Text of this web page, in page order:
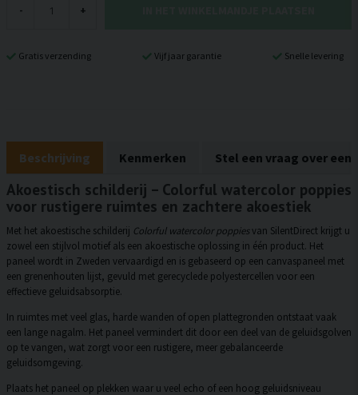
- +
Gratis verzending Vijf jaar garantie Snelle levering
Beschrijving Kenmerken Stel een vraag over een
Akoestisch schilderij – Colorful watercolor poppies
voor rustigere ruimtes en zachtere akoestiek
Met het akoestische schilderij Colorful watercolor poppiesvan SilentDirect krijgt u
zowel een stijlvol motief als een akoestische oplossing in één product. Het
paneel wordt in Zweden vervaardigd en is gebaseerd op een canvaspaneel met
een grenenhouten lijst, gevuld met gerecyclede polyestercellen voor een
effectieve geluidsabsorptie.
In ruimtes met veel glas, harde wanden of open plattegronden ontstaat vaak
een lange nagalm. Het paneel vermindert dit door een deel van de geluidsgolven
op te vangen, wat zorgt voor een rustigere, meer gebalanceerde
geluidsomgeving.
Plaats het paneel op plekken waar u veel echo of een hoog geluidsniveau